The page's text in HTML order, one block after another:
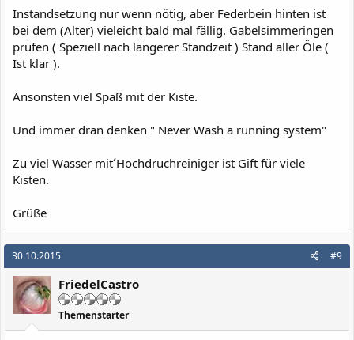
Instandsetzung nur wenn nötig, aber Federbein hinten ist
bei dem (Alter) vieleicht bald mal fällig. Gabelsimmeringen
prüfen ( Speziell nach längerer Standzeit ) Stand aller Öle (
Ist klar ).
Ansonsten viel Spaß mit der Kiste.
Und immer dran denken " Never Wash a running system"
Zu viel Wasser mit´Hochdruchreiniger ist Gift für viele
Kisten.
Grüße
30.10.2015 #9
FriedelCastro
Themenstarter